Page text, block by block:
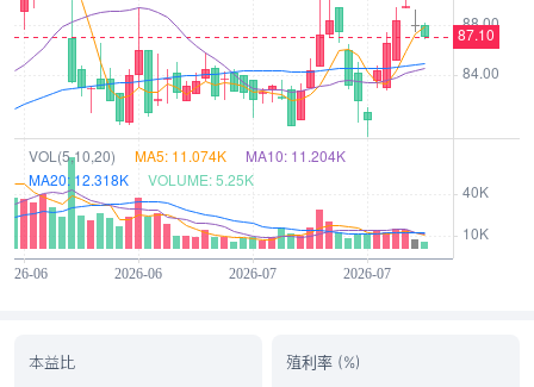
本益比 殖利率 (%)